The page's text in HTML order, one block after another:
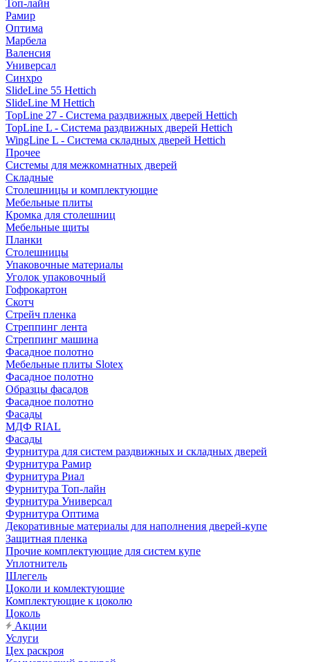
Топ-лайн
Рамир
Оптима
Марбела
Валенсия
Универсал
Синхро
SlideLine 55 Hettich
SlideLine M Hettich
TopLine 27 - Система раздвижных дверей Hettich
TopLine L - Система раздвижных дверей Hettich
WingLine L - Система складных дверей Hettich
Прочее
Системы для межкомнатных дверей
Складные
Столешницы и комплектующие
Мебельные плиты
Кромка для столешниц
Мебельные щиты
Планки
Столешницы
Упаковочные материалы
Уголок упаковочный
Гофрокартон
Скотч
Стрейч пленка
Стреппинг лента
Стреппинг машина
Фасадное полотно
Мебельные плиты Slotex
Фасадное полотно
Образцы фасадов
Фасадное полотно
Фасады
МДФ RIAL
Фасады
Фурнитура для систем раздвижных и складных дверей
Фурнитура Рамир
Фурнитура Риал
Фурнитура Топ-лайн
Фурнитура Универсал
Фурнитура Оптима
Декоративные материалы для наполнения дверей-купе
Защитная пленка
Прочие комплектующие для систем купе
Уплотнитель
Шлегель
Цоколи и комлектующие
Комплектующие к цоколю
Цоколь
Акции
Услуги
Цех раскроя